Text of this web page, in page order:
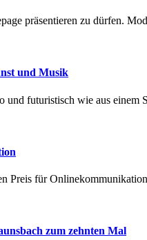
präsentieren zu dürfen.
und Musik
futuristisch wie aus
Preis für
zum zehnten Mal